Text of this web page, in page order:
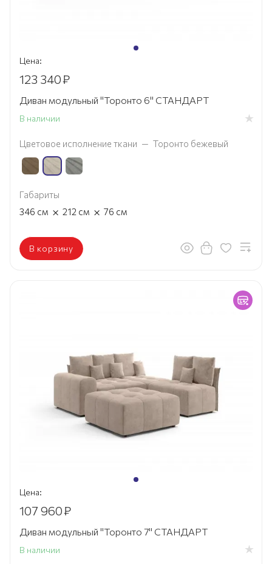
Цена:
123 340₽
Диван модульный "Торонто 6" СТАНДАРТ
В наличии
Цветовое исполнение ткани — Торонто бежевый
Габариты
346 см × 212 см × 76 см
В корзину
Цена:
107 960₽
Диван модульный "Торонто 7" СТАНДАРТ
В наличии